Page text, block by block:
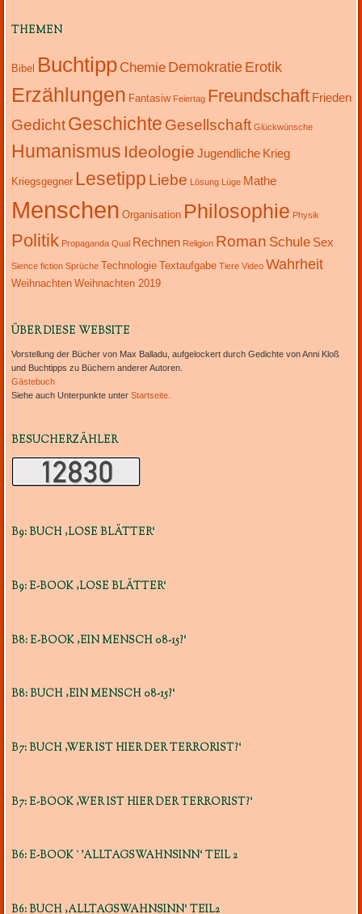
THEMEN
Bibel Buchtipp Chemie Demokratie Erotik
Erzählungen Fantasiw Feiertag Freundschaft Frieden
Gedicht Geschichte Gesellschaft Glückwünsche
Humanismus Ideologie Jugendliche Krieg
Kriegsgegner Lesetipp Liebe Lösung Lüge Mathe
Menschen Organisation Philosophie Physik
Politik Propaganda Qual Rechnen Religion Roman Schule Sex
Sience fiction Sprüche Technologie Textaufgabe Tiere Video Wahrheit
Weihnachten Weihnachten 2019
ÜBER DIESE WEBSITE
Vorstellung der Bücher von Max Balladu, aufgelockert durch Gedichte von Anni Kloß
und Buchtipps zu Büchern anderer Autoren.
Gästebuch
Siehe auch Unterpunkte unter Startseite.
BESUCHERZÄHLER
B9: BUCH ‚LOSE BLÄTTER‘
B9: E-BOOK ‚LOSE BLÄTTER‘
B8: E-BOOK ‚EIN MENSCH 08-15?‘
B8: BUCH ‚EIN MENSCH 08-15?‘
B7: BUCH ‚WER IST HIER DER TERRORIST?‘
B7: E-BOOK ‚WER IST HIER DER TERRORIST?‘
B6: E-BOOK `’ALLTAGSWAHNSINN‘ TEIL 2
B6: BUCH ‚ALLTAGSWAHNSINN‘ TEIL2